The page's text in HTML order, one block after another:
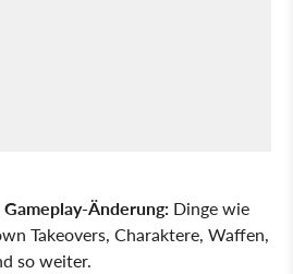
Änderung: Dinge wie
Takeovers, Charaktere, Waffen,
so weiter.